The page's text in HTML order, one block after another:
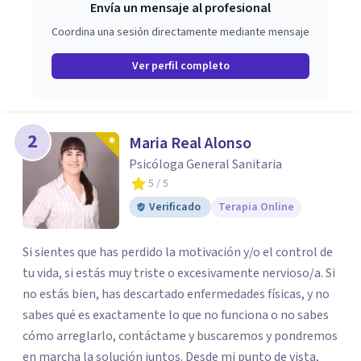
Envía un mensaje al profesional
Coordina una sesión directamente mediante mensaje
Ver perfil completo
2 Maria Real Alonso
Psicóloga General Sanitaria
5 / 5
Verificado
Terapia Online
Si sientes que has perdido la motivación y/o el control de
tu vida, si estás muy triste o excesivamente nervioso/a. Si
no estás bien, has descartado enfermedades físicas, y no
sabes qué es exactamente lo que no funciona o no sabes
cómo arreglarlo, contáctame y buscaremos y pondremos
en marcha la solución juntos. Desde mi punto de vista,